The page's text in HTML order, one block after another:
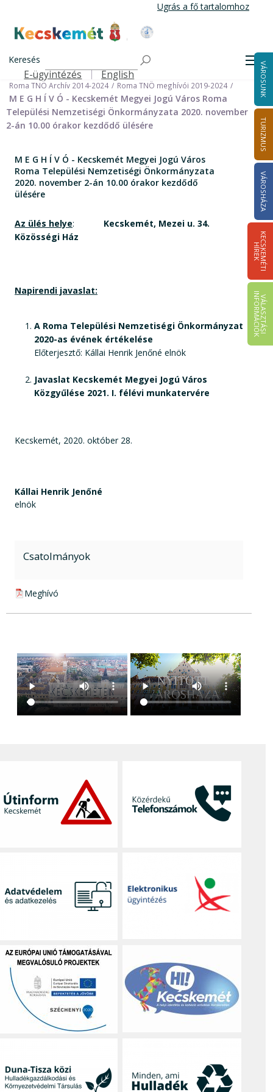
tartalomra
Ugrás a fő tartalomhoz
Kecskemét Város Honlapja
Keresés
Felső navigáció
E-ügyintézés English VÁROSUNK
TURIZMUS
VÁROSHÁZA
K
E
C
S
K
E
M
É
T
I
HÍ
R
E
K
V
Á
L
A
S
Z
T
Á
S
I
IN
F
O
R
M
Á
C
I
Ó
K
Önkormányzat
Nemzetiségi Önkormányzatok
Roma Települési Nemzetiségi Önkormányzat
Roma TNÖ Archív 2014-2024
Roma TNÖ meghívói 2019-2024
M E G H Í V Ó - Kecskemét Megyei Jogú Város Roma
Települési Nemzetiségi Önkormányzata 2020. november
2-án 10.00 órakor kezdődő ülésére
M E G H Í V Ó - Kecskemét Megyei Jogú Város
Roma Települési Nemzetiségi Önkormányzata
2020. november 2-án 10.00 órakor kezdődő
ülésére
Az ülés helye: Kecskemét, Mezei u. 34.
Közösségi Ház
Napirendi javaslat:
A Roma Települési Nemzetiségi Önkormányzat
2020-as évének értékelése
Előterjesztő: Kállai Henrik Jenőné elnök
Javaslat Kecskemét Megyei Jogú Város
Közgyűlése 2021. I. félévi munkatervére
Kecskemét, 2020. október 28.
Kállai Henrik Jenőné
elnök
Csatolmányok
pdf csatolmány:
Meghívó